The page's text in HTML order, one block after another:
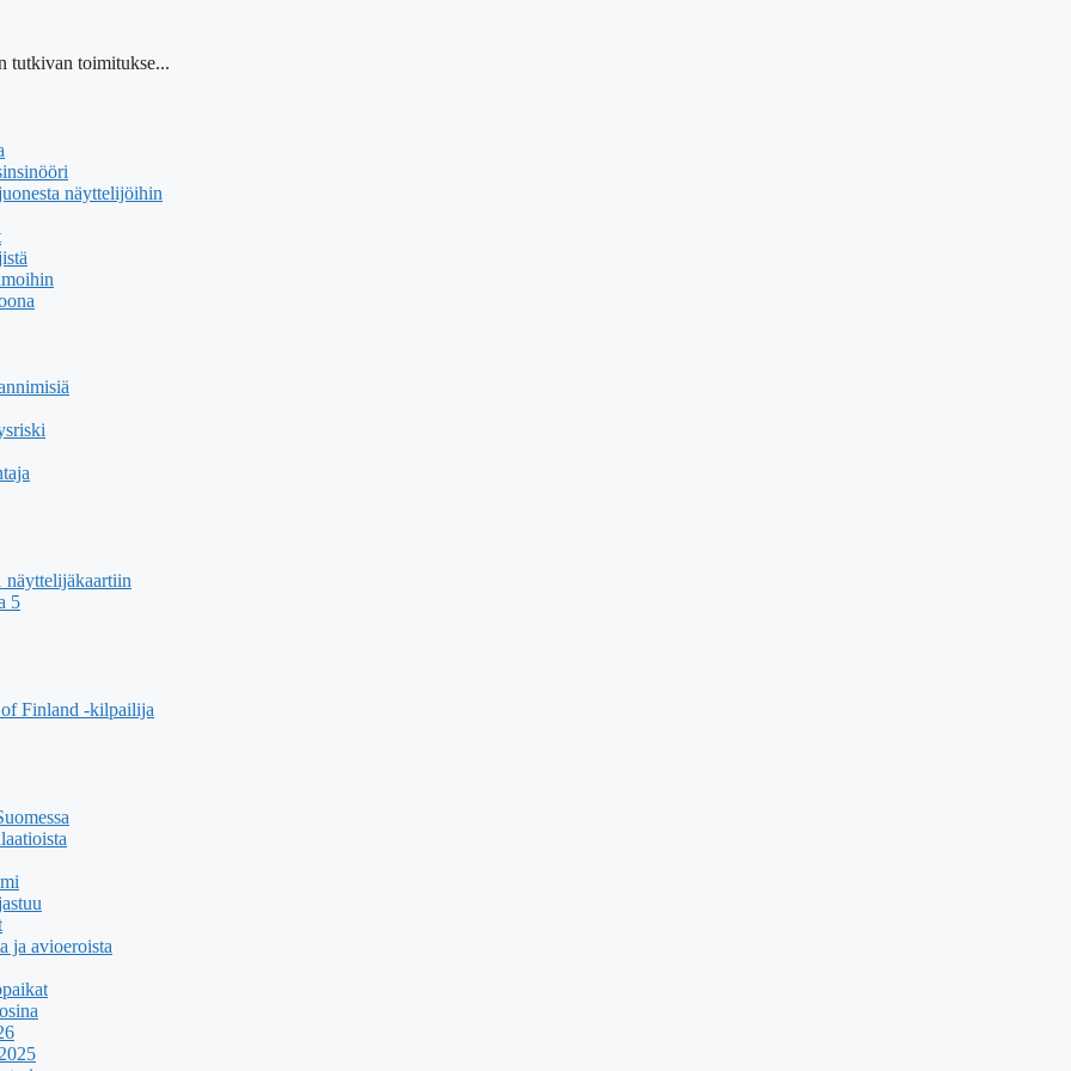
tutkivan toimitukse...
näyttelijöihin
näyttelijäkaartiin
5
Finland -kilpailija
ja avioeroista